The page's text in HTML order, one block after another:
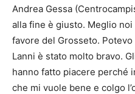
Andrea Gessa
alla fine è giusto. Meglio noi
favore del Grosseto.
Lanni è stato molto bravo.
hanno fatto piacere perché
che mi vuole bene e colgo